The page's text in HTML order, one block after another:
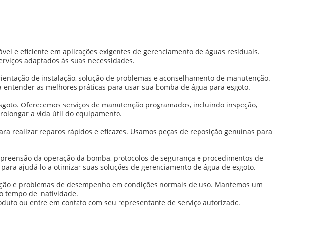
e eficiente em aplicações exigentes de gerenciamento de águas residuais.
adaptados às suas necessidades.
de instalação, solução de problemas e aconselhamento de manutenção.
as melhores práticas para usar sua bomba de água para esgoto.
Oferecemos serviços de manutenção programados, incluindo inspeção,
a vida útil do equipamento.
realizar reparos rápidos e eficazes. Usamos peças de reposição genuínas para
da operação da bomba, protocolos de segurança e procedimentos de
ajudá-lo a otimizar suas soluções de gerenciamento de água de esgoto.
e problemas de desempenho em condições normais de uso. Mantemos um
tempo de inatividade.
ou entre em contato com seu representante de serviço autorizado.